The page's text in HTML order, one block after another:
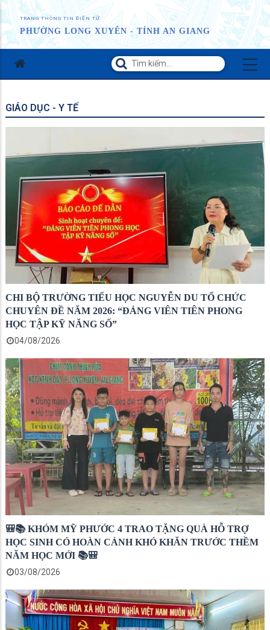
TRANG THÔNG TIN ĐIỆN TỬ
PHƯỜNG LONG XUYÊN - TỈNH AN GIANG
GIÁO DỤC - Y TẾ
CHI BỘ TRƯỜNG TIỂU HỌC NGUYỄN DU TỔ CHỨC
CHUYÊN ĐỀ NĂM 2026: “ĐẢNG VIÊN TIÊN PHONG
HỌC TẬP KỸ NĂNG SỐ”
04/08/2026
🎒📚 KHÓM MỸ PHƯỚC 4 TRAO TẶNG QUÀ HỖ TRỢ
HỌC SINH CÓ HOÀN CẢNH KHÓ KHĂN TRƯỚC THỀM
NĂM HỌC MỚI 📚🎒
03/08/2026